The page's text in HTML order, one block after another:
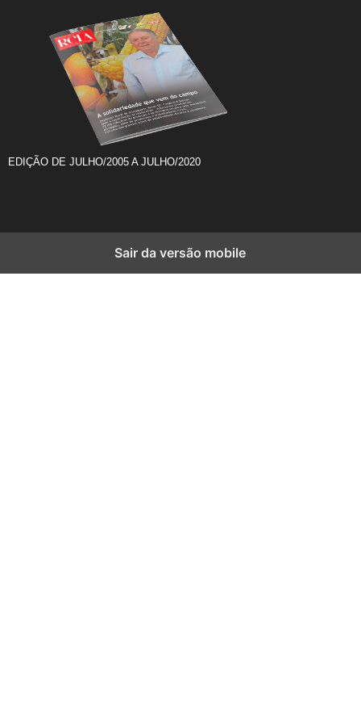
EDIÇÃO DE JULHO/2005 A JULHO/2020
Sair da versão mobile